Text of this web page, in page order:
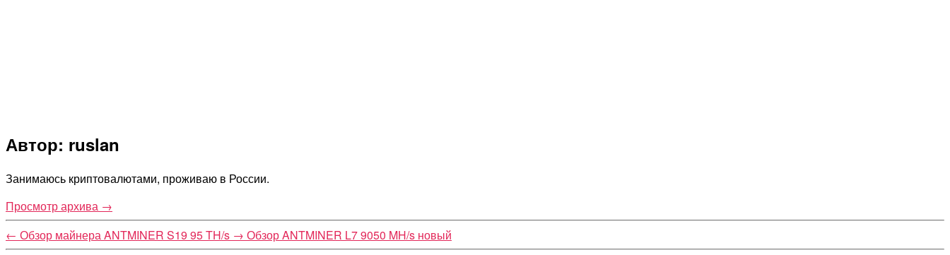
Автор: ruslan
Занимаюсь криптовалютами, проживаю в России.
Просмотр архива →
← Обзор майнера ANTMINER S19 95 TH/s → Обзор ANTMINER L7 9050 MH/s новый